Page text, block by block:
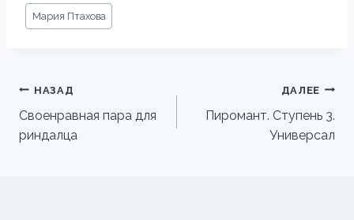
Метки
записи:
Мария Птахова
Навигация
по
записям
НАЗАД
Своенравная пара для
риндалца
ДАЛЕЕ
Пиромант. Ступень 3.
Универсал